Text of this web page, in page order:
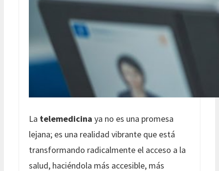
La telemedicina ya no es una promesa
lejana; es una realidad vibrante que está
transformando radicalmente el acceso a la
salud, haciéndola más accesible, más